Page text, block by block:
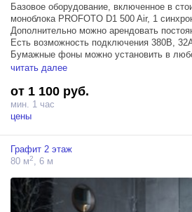
Базовое оборудование, включенное в
моноблока PROFOTO D1 500 Air, 1
Дополнительно можно арендовать
Есть возможность подключения 380В,
Бумажные фоны можно установить в
Свет из окон искусственный.
читать далее
от 1 100 руб.
мин. 1 час
цены
Графит 2 этаж
80 м2 , 6 м